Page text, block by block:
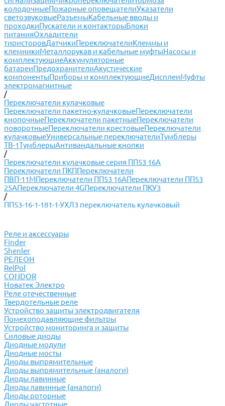
колодочныеПожарные оповещателиУказатели
светозвуковыеРазъемыКабельные вводы и
проходкиПускатели и контакторыБлоки
питанияОхладители
тиристоровДатчикиПереключателиКлеммы и
клемникиМеталлорукав и кабельные муфтыНасосы и
комплектующиеАккумуляторные
батареиПредохранителиАкустические
компонентыПриборы и комплектующиеДисплеиМуфты
электромагнитные
/
Переключатели кулачковые
Переключатели пакетно-кулачковыеПереключатели
кнопочныеПереключатели пакетныеПереключатели
поворотныеПереключатели крестовыеПереключатели
кулачковыеУниверсальные переключателиТумблеры
ТВ-1ТумблерыАнтивандальные кнопки
/
Переключатели кулачковые серия ПП53 16А
Переключатели ПКППереключатели
ПВП-11МПереключатели ПП53 16АПереключатели ПП53
25АПереключатели 4GПереключатели ПКУ3
/
ПП53-16-1-181-1-УХЛ3 переключатель кулачковый
Реле и аксессуары
Finder
Shenler
РЕЛЕОН
RelPol
CONDOR
Новатек Электро
Реле отечественные
Твердотельные реле
Устройство защиты электродвигателя
Помехоподавляющие фильтры
Устройство мониторинга и защиты
Силовые диоды
Диодные модули
Диодные мосты
Диоды выпрямительные
Диоды выпрямительные (аналоги)
Диоды лавинные
Диоды лавинные (аналоги)
Диоды роторные
Диоды частотные